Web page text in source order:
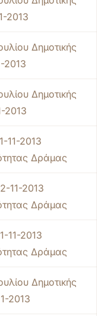
2013
Δημοτικής
2013
Δημοτικής
2013
11-2013
Δράμας
11-2013
Δράμας
11-2013
Δράμας
Δημοτικής
2013